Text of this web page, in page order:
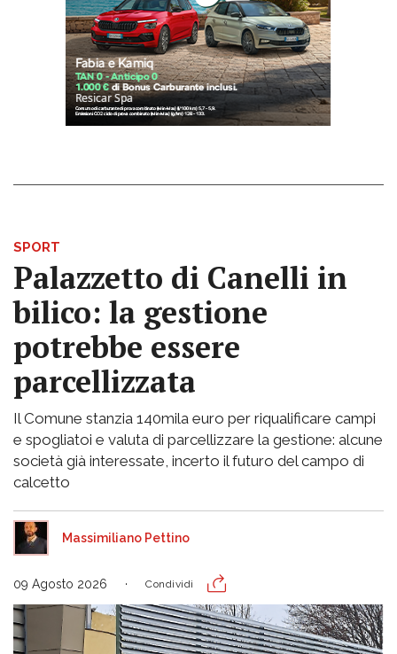
SPORT
Palazzetto di Canelli in
bilico: la gestione
potrebbe essere
parcellizzata
Il Comune stanzia 140mila euro per riqualificare campi
e spogliatoi e valuta di parcellizzare la gestione: alcune
società già interessate, incerto il futuro del campo di
calcetto
Massimiliano Pettino
09 Agosto 2026 Condividi